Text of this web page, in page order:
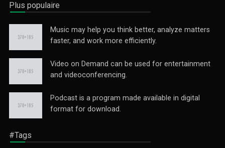
Plus populaire
Music may help you think better, analyze matters
faster, and work more efficiently.
Video on Demand can be used for entertainment
and videoconferencing.
Podcast is a program made available in digital
format for download.
#Tags